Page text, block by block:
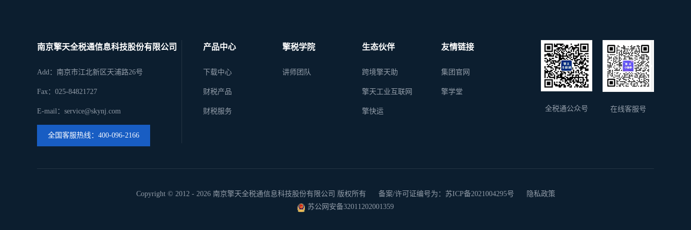
南京擎天全税通信息科技股份有限公司
Add：南京市江北新区天浦路26号
Fax：025-84821727
E-mail：service@skynj.com
全国客服热线：400-096-2166
产品中心
下载中心
财税产品
财税服务
擎税学院
讲师团队
生态伙伴
跨境擎天助
擎天工业互联网
擎快运
友情链接
集团官网
擎学堂
全税通公众号 在线客服号
Copyright © 2012 - 2026 南京擎天全税通信息科技股份有限公司 版权所有 备案/许可证编号为：苏ICP备2021004295号
隐私政策
苏公网安备32011202001359